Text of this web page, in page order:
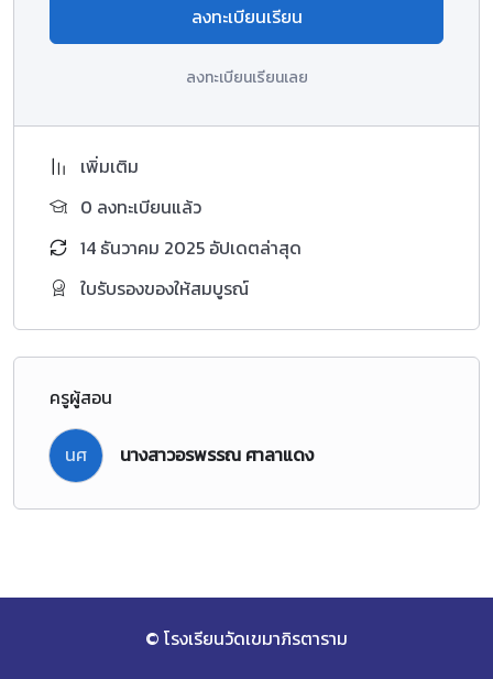
ลงทะเบียนเรียน
ลงทะเบียนเรียนเลย
เพิ่มเติม
0 ลงทะเบียนแล้ว
14 ธันวาคม 2025 อัปเดตล่าสุด
ใบรับรองของให้สมบูรณ์
ครูผู้สอน
นศ นางสาวอรพรรณ ศาลาแดง
© โรงเรียนวัดเขมาภิรตาราม